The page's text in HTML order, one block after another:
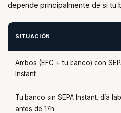
depende principalmente de si tu
SITUACIÓN
Ambos (EFC + tu banco) con
Instant
Tu banco sin SEPA Instant, día
antes de 17h